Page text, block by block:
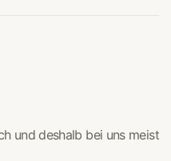
und deshalb bei uns meist